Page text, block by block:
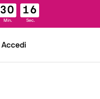
30
Min.
15
Sec.
Accedi